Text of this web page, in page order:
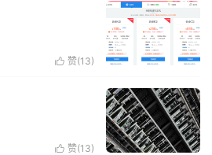
 赞(13)
 赞(13)